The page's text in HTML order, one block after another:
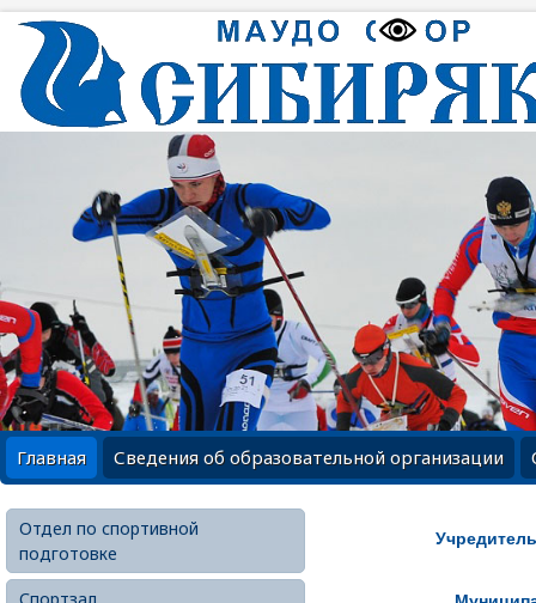
Главная Сведения об образовательной организации
Отдел по спортивной
подготовке